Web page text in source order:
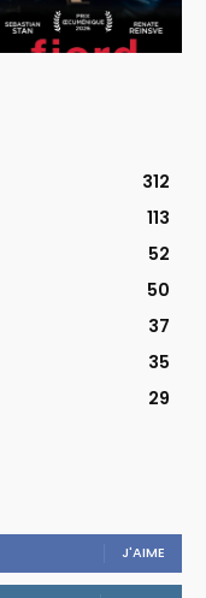
312
113
52
50
37
35
29
J'AIME